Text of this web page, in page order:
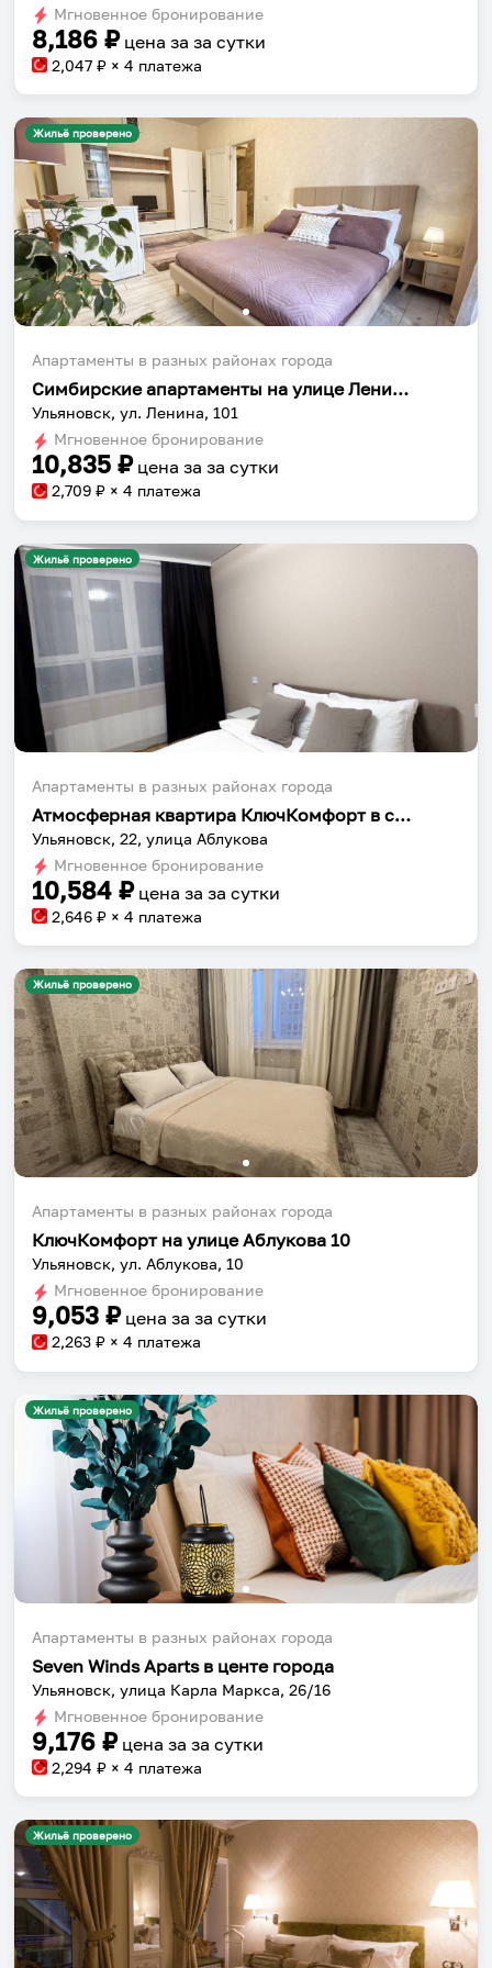
dates.
dates.
Мгновенное бронирование
8,186 ₽ цена за за сутки
2,047 ₽ × 4 платежа
Жильё проверено
Апартаменты в разных районах города
Симбирские апартаменты на улице Ленина 101
Ульяновск, ул. Ленина, 101
Мгновенное бронирование
10,835 ₽ цена за за сутки
2,709 ₽ × 4 платежа
Жильё проверено
Апартаменты в разных районах города
Атмосферная квартира КлючКомфорт в современном ЖК
Ульяновск, 22, улица Аблукова
Мгновенное бронирование
10,584 ₽ цена за за сутки
2,646 ₽ × 4 платежа
Жильё проверено
Апартаменты в разных районах города
КлючКомфорт на улице Аблукова 10
Ульяновск, ул. Аблукова, 10
Мгновенное бронирование
9,053 ₽ цена за за сутки
2,263 ₽ × 4 платежа
Жильё проверено
Апартаменты в разных районах города
Seven Winds Aparts в центе города
Ульяновск, улица Карла Маркса, 26/16
Мгновенное бронирование
9,176 ₽ цена за за сутки
2,294 ₽ × 4 платежа
Жильё проверено